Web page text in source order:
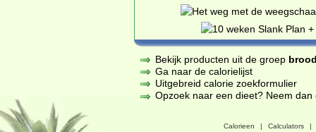
Bekijk producten uit de groep
Ga naar de calorielijst
Uitgebreid calorie zoekformulier
Opzoek naar een dieet? Neem
Calorieen | Calculators |